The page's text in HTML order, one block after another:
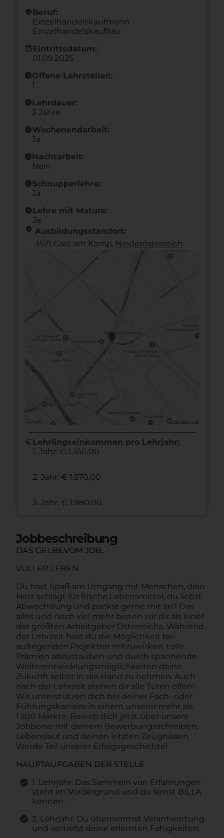
schoolBeruf:
Einzelhandelskaufmann -
Einzelhandelskauffrau
calendar_month Eintrittsdatum:
01.09.2025
scheduleOffene Lehrstellen:
1
scheduleLehrdauer:
3 Jahre
infoWochenendarbeit:
Ja
infoNachtarbeit:
Nein
infoSchnupperlehre:
Ja
new_releasesLehre mit Matura:
Ja
location_on Ausbildungsstandort:
3571 Gars am Kamp, Nieder­österreich
euro Lehrlingseinkommen pro Lehrjahr:
1. Jahr: € 1.350,00
2. Jahr: € 1.570,00
3. Jahr: € 1.980,00
Jobbeschreibung
DAS GELBEVOM JOB.
VOLLER LEBEN.
Du hast Spaß am Umgang mit Menschen, dein
Herz schlägt für frische Lebensmittel, du liebst
Abwechslung und packst gerne mit an? Das
alles und noch viel mehr bieten wir dir als einer
der größten Arbeitgeber Österreichs. Während
der Lehrzeit hast du die Möglichkeit bei
aufregenden Projekten mitzuwirken, tolle
Prämien abzustauben und durch spannende
Weiterentwicklungsmöglichkeiten deine
Zukunft selbst in die Hand zu nehmen. Auch
nach der Lehrzeit stehen dir alle Türen offen!
Wir unterstützen dich bei deiner Fach- oder
Führungskarriere in einem unserer mehr als
1.200 Märkte. Bewirb dich jetzt über unsere
Jobbörse mit deinem Bewerbungsschreiben,
Lebenslauf und deinen letzten Zeugnissen.
Werde Teil unserer Erfolgsgeschichte!
HAUPTAUFGABEN DER STELLE
1. Lehrjahr: Das Sammeln von Erfahrungen
steht im Vordergrund und du lernst BILLA
kennen.
2. Lehrjahr: Du übernimmst Verantwortung
und vertiefst deine erlernten Fähigkeiten.